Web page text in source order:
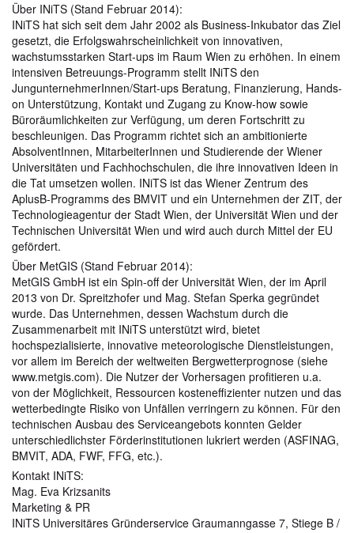
Über INiTS (Stand Februar 2014):
INiTS hat sich seit dem Jahr 2002 als Business-Inkubator das Ziel
gesetzt, die Erfolgswahrscheinlichkeit von innovativen,
wachstumsstarken Start-ups im Raum Wien zu erhöhen. In einem
intensiven Betreuungs-Programm stellt INiTS den
JungunternehmerInnen/Start-ups Beratung, Finanzierung, Hands-
on Unterstützung, Kontakt und Zugang zu Know-how sowie
Büroräumlichkeiten zur Verfügung, um deren Fortschritt zu
beschleunigen. Das Programm richtet sich an ambitionierte
AbsolventInnen, MitarbeiterInnen und Studierende der Wiener
Universitäten und Fachhochschulen, die ihre innovativen Ideen in
die Tat umsetzen wollen. INiTS ist das Wiener Zentrum des
AplusB-Programms des BMVIT und ein Unternehmen der ZIT, der
Technologieagentur der Stadt Wien, der Universität Wien und der
Technischen Universität Wien und wird auch durch Mittel der EU
gefördert.
Über MetGIS (Stand Februar 2014):
MetGIS GmbH ist ein Spin-off der Universität Wien, der im April
2013 von Dr. Spreitzhofer und Mag. Stefan Sperka gegründet
wurde. Das Unternehmen, dessen Wachstum durch die
Zusammenarbeit mit INiTS unterstützt wird, bietet
hochspezialisierte, innovative meteorologische Dienstleistungen,
vor allem im Bereich der weltweiten Bergwetterprognose (siehe
www.metgis.com). Die Nutzer der Vorhersagen profitieren u.a.
von der Möglichkeit, Ressourcen kosteneffizienter nutzen und das
wetterbedingte Risiko von Unfällen verringern zu können. Für den
technischen Ausbau des Serviceangebots konnten Gelder
unterschiedlichster Förderinstitutionen lukriert werden (ASFINAG,
BMVIT, ADA, FWF, FFG, etc.).
Kontakt INiTS:
Mag. Eva Krizsanits
Marketing & PR
INiTS Universitäres Gründerservice Graumanngasse 7, Stiege B /